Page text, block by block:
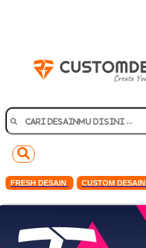
FRESH DESAIN CUSTOM DESAIN